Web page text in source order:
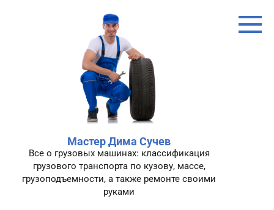
Мастер Дима Сучев
Все о грузовых машинах: классификация
грузового транспорта по кузову, массе,
грузоподъемности, а также ремонте своими
руками